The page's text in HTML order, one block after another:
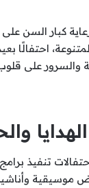
كبار السن
احتفالًا
والسرور على
تنفيذ
موسيقية وأناشيد